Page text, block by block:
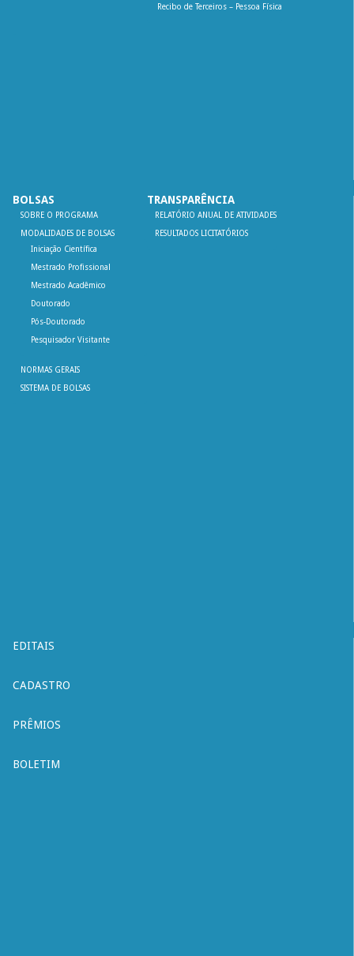
Recibo de Terceiros – Pessoa Física
BOLSAS
SOBRE O PROGRAMA
MODALIDADES DE BOLSAS
Iniciação Científica
Mestrado Profissional
Mestrado Acadêmico
Doutorado
Pós-Doutorado
Pesquisador Visitante
NORMAS GERAIS
SISTEMA DE BOLSAS
TRANSPARÊNCIA
RELATÓRIO ANUAL DE ATIVIDADES
RESULTADOS LICITATÓRIOS
EDITAIS
CADASTRO
PRÊMIOS
BOLETIM